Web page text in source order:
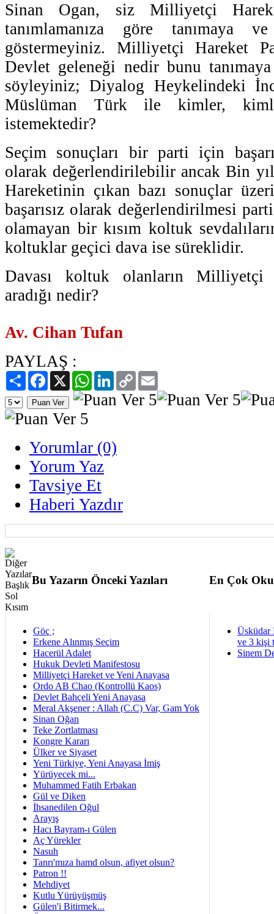
Sinan Ogan, siz Milliyetçi
tanımlamanıza göre tanımaya
göstermeyiniz. Milliyetçi Hareket
Devlet geleneği nedir bunu tanımaya
söyleyiniz; Diyalog Heykelindeki
Müslüman Türk ile kimler,
istemektedir?
Seçim sonuçları bir parti için
olarak değerlendirilebilir ancak Bin
Hareketinin çıkan bazı sonuçlar
başarısız olarak değerlendirilmesi
olamayan bir kısım koltuk
koltuklar geçici dava ise süreklidir.
Davası koltuk olanların Milliyetçi
aradığı nedir?
Av. Cihan Tufan
PAYLAŞ :
PaylaşFacebook
X WhatsAppLinkedIn
Copy
Link
Yorumlar (0)
Yorum Yaz
Tavsiye Et
Haberi Yazdır
Bu Yazarın Önceki Yazıları En Çok
Göç ;
Erkene Alınmış Seçim
Hacerül Adalet
Hukuk Devleti Manifestosu
Milliyetçi Hareket ve Yeni Anayasa
Ordo AB Chao (Kontrollü Kaos)
Devlet Bahçeli Yeni Anayasa
Meral Akşener : Allah (C.C) Var, Gam Yok
Sinan Oğan
Teke Zortlatması
Kongre Kararı
Ülker ve Siyaset
Yeni Türkiye, Yeni Anayasa İmiş
Yürüyecek mi...
Muhammed Fatih Erbakan
Gül ve Diken
İhsanedilen Oğul
Arayış
Hacı Bayram-ı Gülen
Aç Yürekler
Nasuh
Tanrı'mıza hamd olsun, afiyet olsun?
Patron !!
Mehdiyet
Kutlu Yürüyüşmüş
Gülen'i Bitirmek...
Üsküdar
ve 3 kişi
Sinem